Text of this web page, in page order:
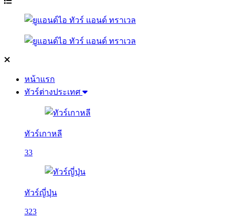
หน้าแรก
ทัวร์ต่างประเทศ
ทัวร์เกาหลี
33
ทัวร์ญี่ปุ่น
323